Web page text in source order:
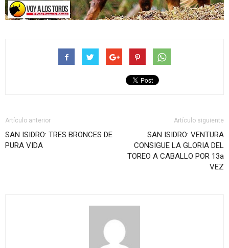
Artículo anterior
SAN ISIDRO: TRES BRONCES DE
PURA VIDA
Artículo siguiente
SAN ISIDRO: VENTURA
CONSIGUE LA GLORIA DEL
TOREO A CABALLO POR 13a
VEZ